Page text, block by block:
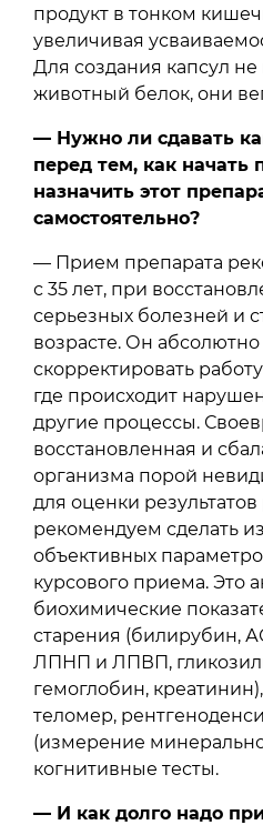
продукт в тонком
увеличивая
Для создания капсул
животный белок, они
— Нужно ли сдавать
перед тем, как
назначить этот
самостоятельно?
— Прием препарата
с 35 лет, при
серьезных болезней и
возрасте. Он
скорректировать
где происходит
другие процессы.
восстановленная и
организма порой
для оценки
рекомендуем сделать
объективных
курсового приема. Это
биохимические
старения (билирубин,
ЛПНП и ЛПВП,
гемоглобин,
теломер,
(измерение
когнитивные тесты.
— И как долго надо